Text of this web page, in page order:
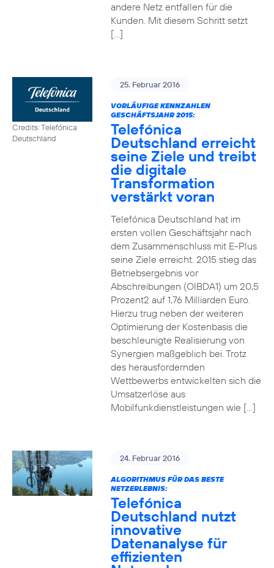
andere Netz entfallen für die
Kunden. Mit diesem Schritt setzt
[…]
Credits: Telefónica
Deutschland
25. Februar 2016
VORLÄUFIGE KENNZAHLEN
GESCHÄFTSJAHR 2015:
Telefónica
Deutschland erreicht
seine Ziele und treibt
die digitale
Transformation
verstärkt voran
Telefónica Deutschland hat im
ersten vollen Geschäftsjahr nach
dem Zusammenschluss mit E-Plus
seine Ziele erreicht. 2015 stieg das
Betriebsergebnis vor
Abschreibungen (OIBDA1) um 20,5
Prozent2 auf 1,76 Milliarden Euro.
Hierzu trug neben der weiteren
Optimierung der Kostenbasis die
beschleunigte Realisierung von
Synergien maßgeblich bei. Trotz
des herausfordernden
Wettbewerbs entwickelten sich die
Umsatzerlöse aus
Mobilfunkdienstleistungen wie […]
24. Februar 2016
ALGORITHMUS FÜR DAS BESTE
NETZERLEBNIS:
Telefónica
Deutschland nutzt
innovative
Datenanalyse für
effizienten